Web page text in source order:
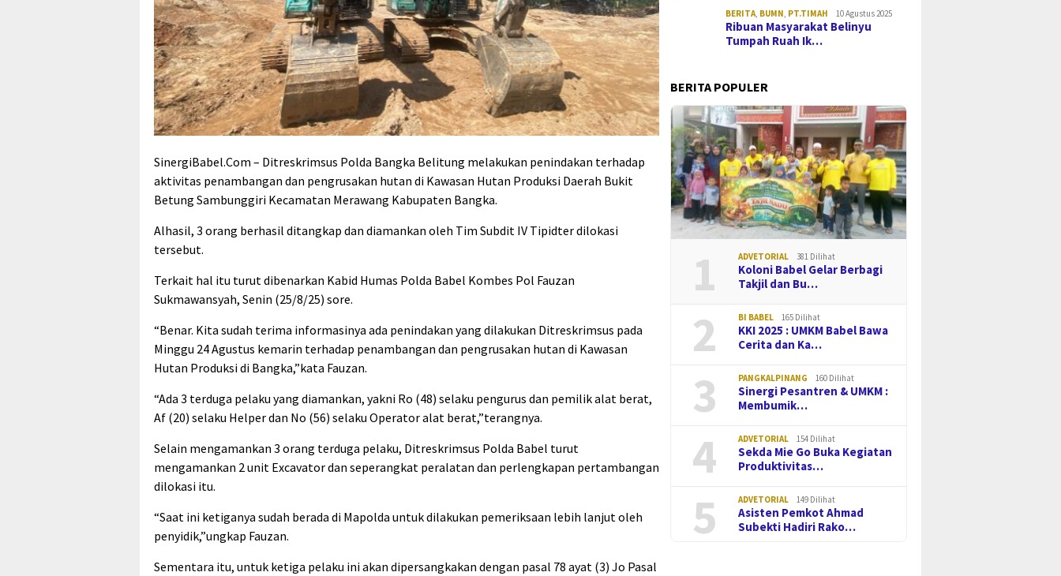
SinergiBabel.Com – Ditreskrimsus Polda Bangka Belitung melakukan penindakan terhadap
aktivitas penambangan dan pengrusakan hutan di Kawasan Hutan Produksi Daerah Bukit
Betung Sambunggiri Kecamatan Merawang Kabupaten Bangka.
Alhasil, 3 orang berhasil ditangkap dan diamankan oleh Tim Subdit IV Tipidter dilokasi
tersebut.
Terkait hal itu turut dibenarkan Kabid Humas Polda Babel Kombes Pol Fauzan
Sukmawansyah, Senin (25/8/25) sore.
“Benar. Kita sudah terima informasinya ada penindakan yang dilakukan Ditreskrimsus pada
Minggu 24 Agustus kemarin terhadap penambangan dan pengrusakan hutan di Kawasan
Hutan Produksi di Bangka,”kata Fauzan.
“Ada 3 terduga pelaku yang diamankan, yakni Ro (48) selaku pengurus dan pemilik alat berat,
Af (20) selaku Helper dan No (56) selaku Operator alat berat,”terangnya.
Selain mengamankan 3 orang terduga pelaku, Ditreskrimsus Polda Babel turut
mengamankan 2 unit Excavator dan seperangkat peralatan dan perlengkapan pertambangan
dilokasi itu.
“Saat ini ketiganya sudah berada di Mapolda untuk dilakukan pemeriksaan lebih lanjut oleh
penyidik,”ungkap Fauzan.
Sementara itu, untuk ketiga pelaku ini akan dipersangkakan dengan pasal 78 ayat (3) Jo Pasal
BERITA BUMN PT.TIMAH 10 Agustus 2025
Ribuan Masyarakat Belinyu
Tumpah Ruah Ik…
BERITA POPULER
1 ADVETORIAL 381 Dilihat
Koloni Babel Gelar Berbagi
Takjil dan Bu…
2 BI BABEL 165 Dilihat
KKI 2025 : UMKM Babel Bawa
Cerita dan Ka…
3 PANGKALPINANG 160 Dilihat
Sinergi Pesantren & UMKM :
Membumik…
4 ADVETORIAL 154 Dilihat
Sekda Mie Go Buka Kegiatan
Produktivitas…
5 ADVETORIAL 149 Dilihat
Asisten Pemkot Ahmad
Subekti Hadiri Rako…